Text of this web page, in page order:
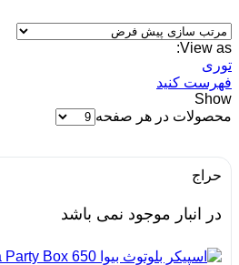
View as:
توری
فهرست کنید
Show
محصولات در هر صفحه
حراج
در انبار موجود نمی باشد